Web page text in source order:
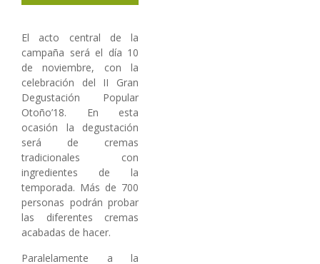
El acto central de la
campaña será el día 10
de noviembre, con la
celebración del II Gran
Degustación Popular
Otoño’18. En esta
ocasión la degustación
será de cremas
tradicionales con
ingredientes de la
temporada. Más de 700
personas podrán probar
las diferentes cremas
acabadas de hacer.
Paralelamente a la